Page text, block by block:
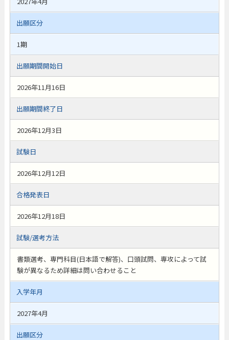
出願区分
1期
出願期間開始日
2026年11月16日
出願期間終了日
2026年12月3日
試験日
2026年12月12日
合格発表日
2026年12月18日
試験/選考方法
書類選考、専門科目(日本語で解答)、口頭試問、専攻によって試
験が異なるため詳細は問い合わせること
入学年月
2027年4月
出願区分